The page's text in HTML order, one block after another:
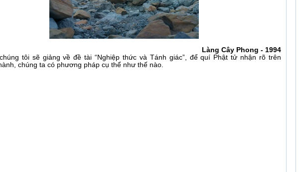
Làng Cây Phong - 1994
tôi sẽ giảng về đề tài “Nghiệp thức và Tánh giác”, để quí Phật tử nhận rõ trên
chúng ta có phương pháp cụ thể như thế nào.